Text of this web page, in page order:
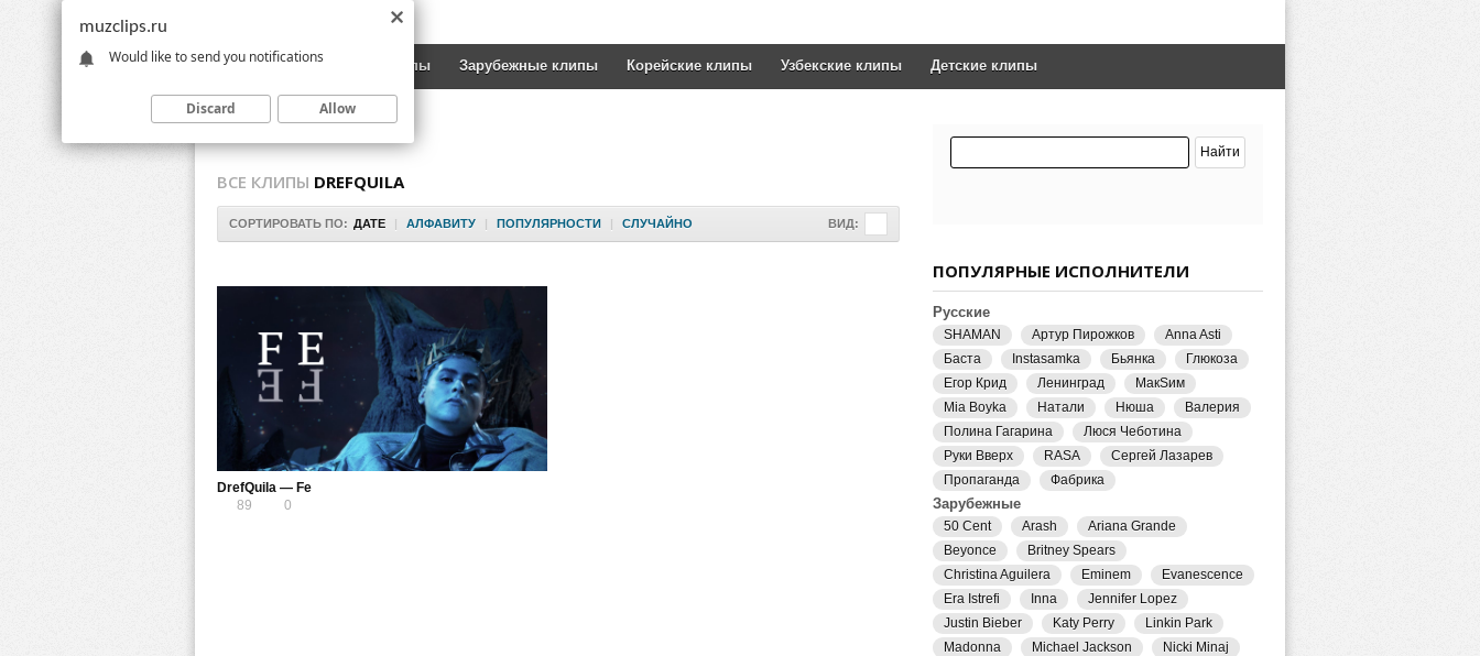
Новинки Русские клипы Зарубежные клипы Корейские клипы Узбекские клипы Детские клипы
ВСЕ КЛИПЫ DREFQUILA
СОРТИРОВАТЬ ПО: ДАТЕ | АЛФАВИТУ | ПОПУЛЯРНОСТИ | СЛУЧАЙНО ВИД:
DrefQuila — Fe
89
0
ПОПУЛЯРНЫЕ ИСПОЛНИТЕЛИ
Русские
SHAMAN Артур Пирожков
Anna Asti
Баста
Instasamka Бьянка
Глюкоза
Егор Крид
Ленинград
МакSим
Mia Boyka
Натали Нюша
Валерия
Полина Гагарина
Люся Чеботина
Руки Вверх
RASA
Сергей Лазарев
Пропаганда
Фабрика
Зарубежные
50 Cent Arash
Ariana Grande
Beyonce
Britney Spears
Christina Aguilera
Eminem
Evanescence
Era Istrefi
Inna
Jennifer Lopez
Justin Bieber
Katy Perry
Linkin Park
Madonna
Michael Jackson
Nicki Minaj
muzclips.ru
Would like to send you notifications
Discard Allow